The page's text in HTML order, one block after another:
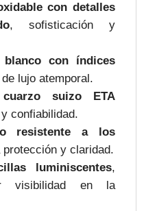
con detalles
, sofisticación y
con índices
lujo atemporal.
suizo ETA
confiabilidad.
resistente a los
protección y claridad.
luminiscentes,
visibilidad en la